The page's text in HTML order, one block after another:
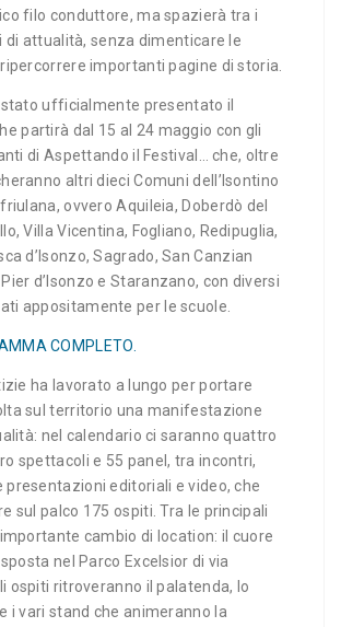
filo conduttore, ma spazierà tra i
di attualità, senza dimenticare le
importanti pagine di storia.
ufficialmente presentato il
partirà dal 15 al 24 maggio con gli
di Aspettando il Festival… che, oltre
altri dieci Comuni dell’Isontino
ovvero Aquileia, Doberdò del
Villa Vicentina, Fogliano, Redipuglia,
d’Isonzo, Sagrado, San Canzian
Pier d’Isonzo e Staranzano, con diversi
appositamente per le scuole.
COMPLETO.
ha lavorato a lungo per portare
sul territorio una manifestazione
nel calendario ci saranno quattro
spettacoli e 55 panel, tra incontri,
presentazioni editoriali e video, che
sul palco 175 ospiti. Tra le principali
importante cambio di location: il cuore
nel Parco Excelsior di via
ospiti ritroveranno il palatenda, lo
i vari stand che animeranno la